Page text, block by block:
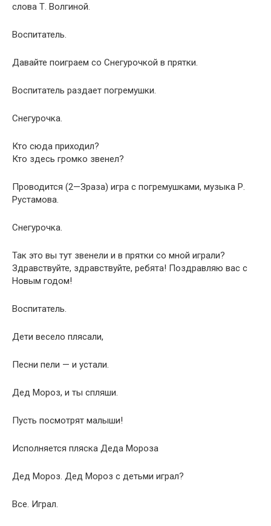
слова Т. Волгиной.
Воспитатель.
Давайте поиграем со Снегурочкой в прятки.
Воспитатель раздает погремушки.
Снегурочка.
Кто сюда приходил?
Кто здесь громко звенел?
Проводится (2—Зраза) игра с погремушками, музыка Р.
Рустамова.
Снегурочка.
Так это вы тут звенели и в прятки со мной играли?
Здравствуйте, здравствуйте, ребята! Поздравляю вас с
Новым годом!
Воспитатель.
Дети весело плясали,
Песни пели — и устали.
Дед Мороз, и ты спляши.
Пусть посмотрят малыши!
Исполняется пляска Деда Мороза
Дед Мороз. Дед Мороз с детьми играл?
Все. Играл.